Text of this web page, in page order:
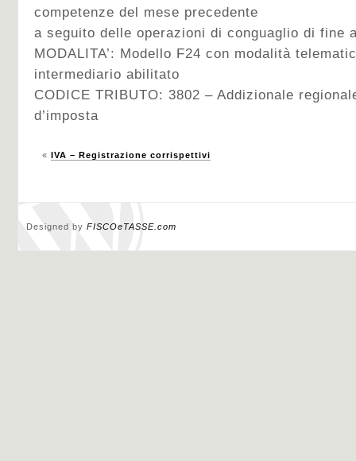
competenze del mese precedente
a seguito delle operazioni di conguaglio di fine
MODALITA’: Modello F24 con modalità
intermediario abilitato
CODICE TRIBUTO: 3802 – Addizionale
d’imposta
« IVA – Registrazione corrispettivi
Designed by FISCOeTASSE.com